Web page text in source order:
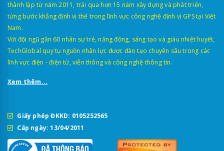
thành lập từ năm 2011, trải qua hơn 15 năm xây dựng và phát triển,
từng bước khẳng định vị thế trong lĩnh vực công nghệ định vị GPS tại Việt
Nam.
Với đội ngũ gần 60 nhân sự trẻ, năng động, sáng tạo và giàu nhiệt huyết,
TechGlobal quy tụ nguồn nhân lực được đào tạo chuyên sâu trong các
lĩnh vực điện - điện tử, viễn thông và công nghệ thông tin.
Xem thêm...
Giấy phép ĐKKD: 0105252565
Cấp ngày: 13/04/2011